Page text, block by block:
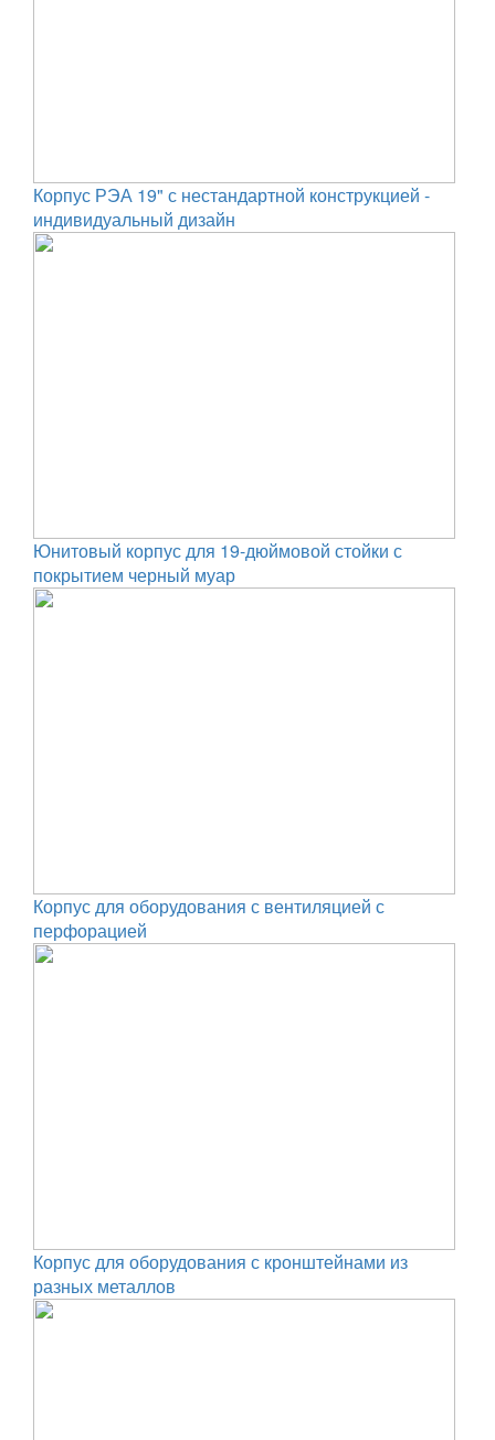
Корпус РЭА 19" с нестандартной конструкцией -
индивидуальный дизайн
Юнитовый корпус для 19-дюймовой стойки с
покрытием черный муар
Корпус для оборудования с вентиляцией с
перфорацией
Корпус для оборудования с кронштейнами из
разных металлов